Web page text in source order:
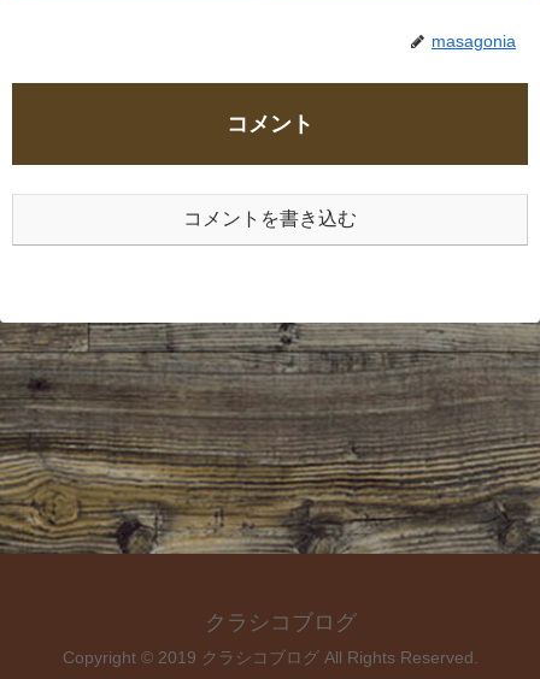
masagonia
コメント
コメントを書き込む
クラシコブログ
Copyright © 2019 クラシコブログ All Rights Reserved.